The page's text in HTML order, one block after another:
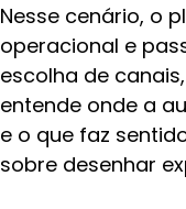
Nesse cenário, o
operacional e
escolha de
entende onde a
e o que faz
sobre desenhar